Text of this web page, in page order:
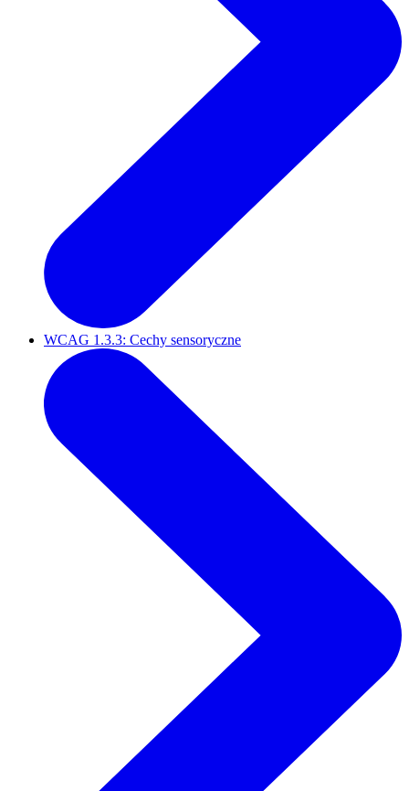
WCAG 1.3.3: Cechy sensoryczne